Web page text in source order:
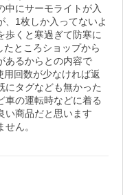
中にサーモライトが入
、1枚しか入ってないよ
歩くと寒過ぎて防寒に
ところショップから
あるからとの内容で
回数が少なければ返
にタグなども無かった
車の運転時などに着る
い商品だと思います
ん。